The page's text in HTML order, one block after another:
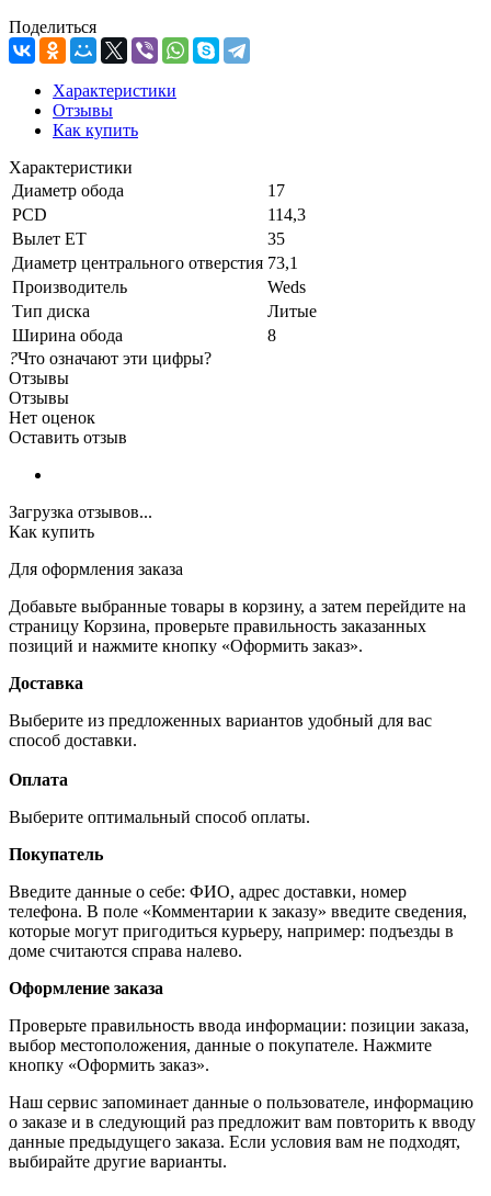
Поделиться
Характеристики
Отзывы
Как купить
Характеристики
Диаметр обода
17
PCD
114,3
Вылет ET
35
Диаметр центрального отверстия 73,1
Производитель
Weds
Тип диска
Литые
Ширина обода
8
?Что означают эти цифры?
Отзывы
Отзывы
Нет оценок
Оставить отзыв
Загрузка отзывов...
Как купить
Для оформления заказа
Добавьте выбранные товары в корзину, а затем перейдите на
страницу Корзина, проверьте правильность заказанных
позиций и нажмите кнопку «Оформить заказ».
Доставка
Выберите из предложенных вариантов удобный для вас
способ доставки.
Оплата
Выберите оптимальный способ оплаты.
Покупатель
Введите данные о себе: ФИО, адрес доставки, номер
телефона. В поле «Комментарии к заказу» введите сведения,
которые могут пригодиться курьеру, например: подъезды в
доме считаются справа налево.
Оформление заказа
Проверьте правильность ввода информации: позиции заказа,
выбор местоположения, данные о покупателе. Нажмите
кнопку «Оформить заказ».
Наш сервис запоминает данные о пользователе, информацию
о заказе и в следующий раз предложит вам повторить к вводу
данные предыдущего заказа. Если условия вам не подходят,
выбирайте другие варианты.